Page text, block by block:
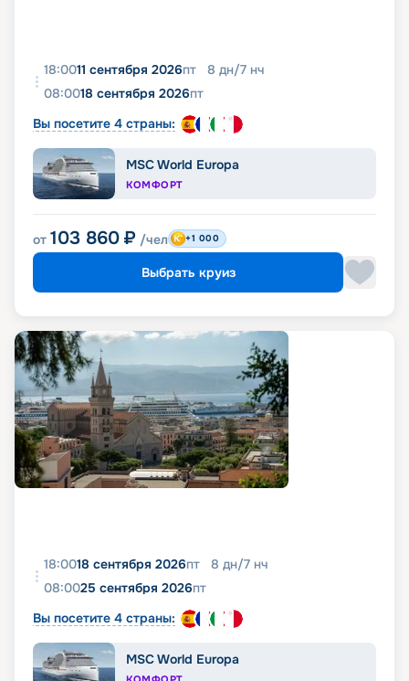
18:0011 сентября 2026пт 8 дн/7 нч
08:0018 сентября 2026пт
Вы посетите 4 страны:
MSC World Europa
КОМФОРТ
от 103 860 ₽ /чел +1 000
Выбрать круиз
18:0018 сентября 2026пт 8 дн/7 нч
08:0025 сентября 2026пт
Вы посетите 4 страны:
MSC World Europa